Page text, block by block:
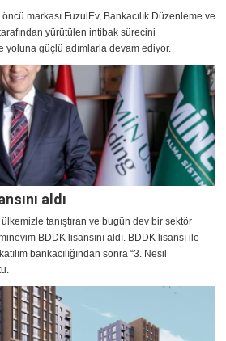
markası FuzulEv, Bankacılık Düzenleme ve
yürütülen intibak sürecini
yoluna güçlü adımlarla devam ediyor.
aldı
ülkemizle tanıştıran ve bugün dev bir sektör
BDDK lisansını aldı. BDDK lisansı ile
bankacılığından sonra “3. Nesil